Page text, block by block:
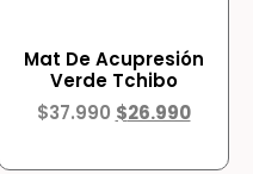
Mat De Acupresión
Verde Tchibo
$37.990 $26.990